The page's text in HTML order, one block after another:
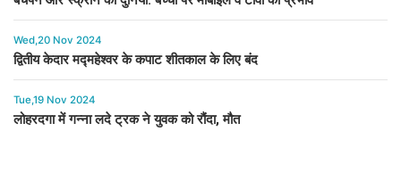
Wed,20 Nov 2024
द्वितीय केदार मद्महेश्वर के कपाट शीतकाल के लिए बंद
Tue,19 Nov 2024
लोहरदगा में गन्ना लदे ट्रक ने युवक को रौंदा, मौत